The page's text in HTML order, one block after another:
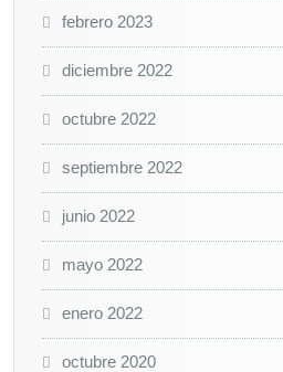
febrero 2023
diciembre 2022
octubre 2022
septiembre 2022
junio 2022
mayo 2022
enero 2022
octubre 2020